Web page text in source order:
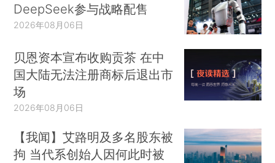
DeepSeek参与战略配售
2026年08月06日
贝恩资本宣布收购贡茶 在中
国大陆无法注册商标后退出市
场
2026年08月06日
【我闻】艾路明及多名股东被
拘 当代系创始人因何此时被